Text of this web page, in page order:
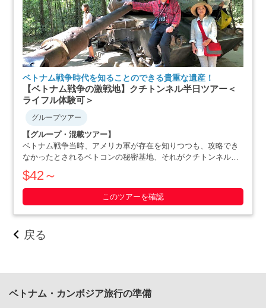
ベトナム戦争時代を知ることのできる貴重な遺産！
【ベトナム戦争の激戦地】クチトンネル半日ツアー＜
ライフル体験可＞
グループツアー
【グループ・混載ツアー】
ベトナム戦争当時、アメリカ軍が存在を知りつつも、攻略でき
なかったとされるベトコンの秘密基地、それがクチトンネルで
す。小柄な体格を活かした戦略で、アメリカ軍を撃退にまで追
いやったベトナム人の作戦の数々や彼らの暮らしぶりを追体験
できます。ホーチミン滞在最終日や、午後か・・・・・
$42～
このツアーを確認
戻る
ベトナム・カンボジア旅行の準備